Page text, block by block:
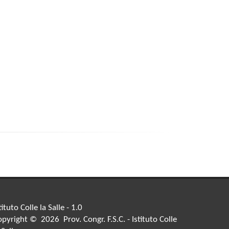
Colle la Salle - 1.0
© 2026 Prov. Congr. F.S.C. - Istituto Colle